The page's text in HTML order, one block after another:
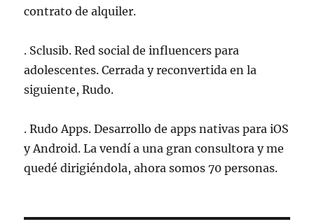
contrato de alquiler.
. Sclusib. Red social de influencers para
adolescentes. Cerrada y reconvertida en la
siguiente, Rudo.
. Rudo Apps. Desarrollo de apps nativas para iOS
y Android. La vendí a una gran consultora y me
quedé dirigiéndola, ahora somos 70 personas.